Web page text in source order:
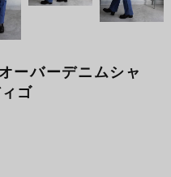
ーバーデニムシャ
ゴ